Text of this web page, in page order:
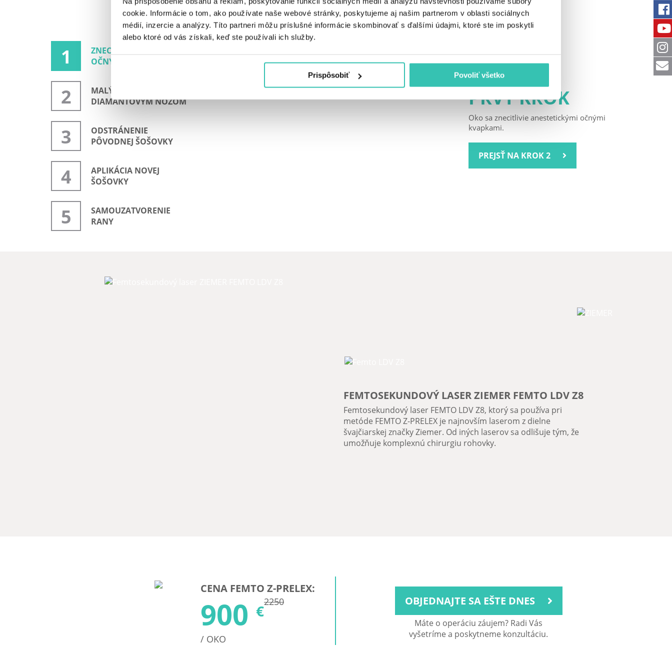
cookie. Informácie o tom, ako používate naše webové stránky, poskytujeme aj našim partnerom v oblasti sociálnych
médií, inzercie a analýzy. Títo partneri môžu príslušné informácie skombinovať s ďalšími údajmi, ktoré ste im poskytli
alebo ktoré od vás získali, keď ste používali ich služby.
Prispôsobiť Povoliť všetko
1
ZNECITLIVIE OKA
OČNÝMI KVAPKAMI
2
MALÝ REZ
DIAMANTOVÝM NOŽOM
3
ODSTRÁNENIE
PÔVODNEJ ŠOŠOVKY
4
APLIKÁCIA NOVEJ
ŠOŠOVKY
5
SAMOUZATVORENIE
RANY
PRVÝ KROK
Oko sa znecitlivie anestetickými očnými
kvapkami.
PREJSŤ NA KROK 2
FEMTOSEKUNDOVÝ LASER ZIEMER FEMTO LDV Z8
Femtosekundový laser FEMTO LDV Z8, ktorý sa používa pri
metóde FEMTO Z-PRELEX je najnovším laserom z dielne
švajčiarskej značky Ziemer. Od iných laserov sa odlišuje tým, že
umožňuje komplexnú chirurgiu rohovky.
CENA FEMTO Z-PRELEX:
900 €2250
/ OKO
OBJEDNAJTE SA EŠTE DNES
Máte o operáciu záujem? Radi Vás
vyšetríme a poskytneme konzultáciu.